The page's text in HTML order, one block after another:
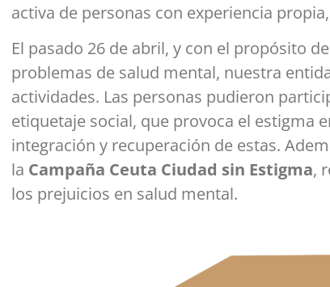
activa de personas con experiencia
El pasado 26 de abril, y con el propósito
problemas de salud mental, nuestra
actividades. Las personas pudieron
etiquetaje social, que provoca el estigma
integración y recuperación de estas.
la Campaña Ceuta Ciudad sin Estigma,
los prejuicios en salud mental.